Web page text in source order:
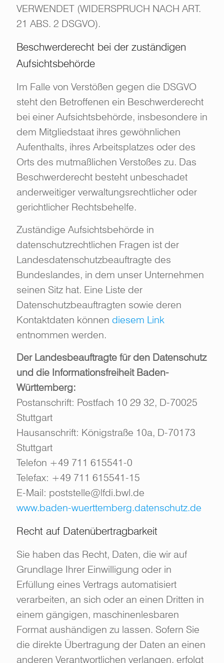
VERWENDET (WIDERSPRUCH NACH ART.
21 ABS. 2 DSGVO).
Beschwerderecht bei der zuständigen
Aufsichtsbehörde
Im Falle von Verstößen gegen die DSGVO
steht den Betroffenen ein Beschwerderecht
bei einer Aufsichtsbehörde, insbesondere in
dem Mitgliedstaat ihres gewöhnlichen
Aufenthalts, ihres Arbeitsplatzes oder des
Orts des mutmaßlichen Verstoßes zu. Das
Beschwerderecht besteht unbeschadet
anderweitiger verwaltungsrechtlicher oder
gerichtlicher Rechtsbehelfe.
Zuständige Aufsichtsbehörde in
datenschutzrechtlichen Fragen ist der
Landesdatenschutzbeauftragte des
Bundeslandes, in dem unser Unternehmen
seinen Sitz hat. Eine Liste der
Datenschutzbeauftragten sowie deren
Kontaktdaten können diesem Link
entnommen werden.
Der Landesbeauftragte für den Datenschutz
und die Informationsfreiheit Baden-
Württemberg:
Postanschrift: Postfach 10 29 32, D-70025
Stuttgart
Hausanschrift: Königstraße 10a, D-70173
Stuttgart
Telefon +49 711 615541-0
Telefax: +49 711 615541-15
E-Mail: poststelle@lfdi.bwl.de
www.baden-wuerttemberg.datenschutz.de
Recht auf Datenübertragbarkeit
Sie haben das Recht, Daten, die wir auf
Grundlage Ihrer Einwilligung oder in
Erfüllung eines Vertrags automatisiert
verarbeiten, an sich oder an einen Dritten in
einem gängigen, maschinenlesbaren
Format aushändigen zu lassen. Sofern Sie
die direkte Übertragung der Daten an einen
anderen Verantwortlichen verlangen, erfolgt